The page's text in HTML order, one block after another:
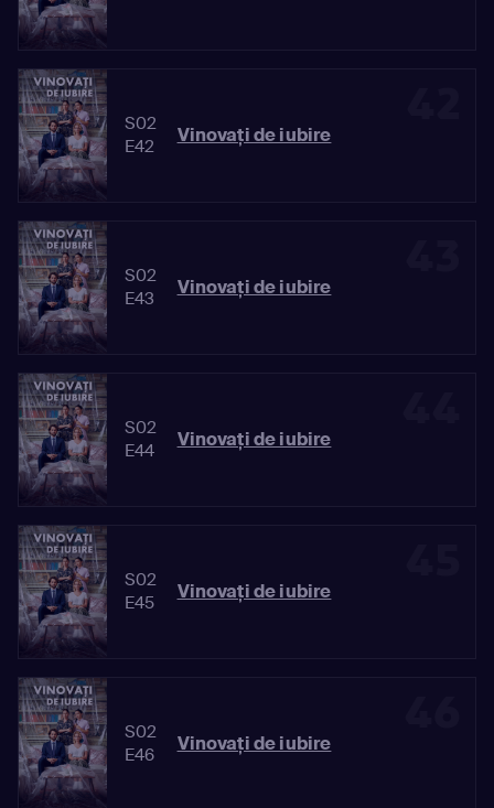
S02
E42
Vinovaţi de iubire
S02
E43
Vinovaţi de iubire
S02
E44
Vinovaţi de iubire
S02
E45
Vinovaţi de iubire
S02
E46
Vinovaţi de iubire